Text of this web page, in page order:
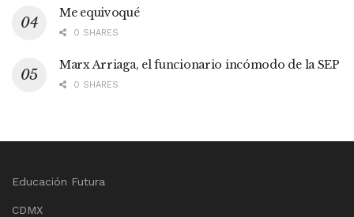
Me equivoqué
0 SHARES
Marx Arriaga, el funcionario incómodo de la SEP
0 SHARES
Educación Futura
CDMX